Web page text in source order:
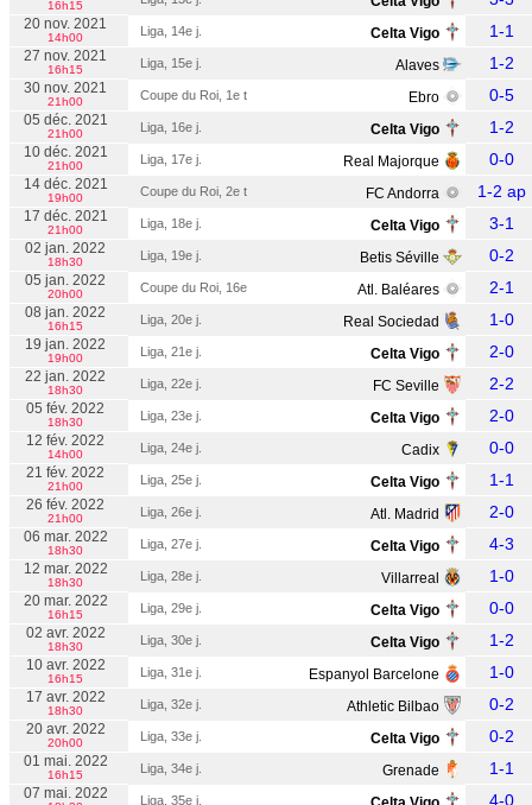
16h15
20 nov. 2021
14h00 Liga, 14e j. Celta Vigo 1-1
27 nov. 2021
16h15 Liga, 15e j. Alaves 1-2
30 nov. 2021
21h00 Coupe du Roi, 1e t Ebro 0-5
05 déc. 2021
21h00 Liga, 16e j. Celta Vigo 1-2
10 déc. 2021
21h00 Liga, 17e j. Real Majorque 0-0
14 déc. 2021
19h00 Coupe du Roi, 2e t FC Andorra 1-2 ap
17 déc. 2021
21h00 Liga, 18e j. Celta Vigo 3-1
02 jan. 2022
18h30 Liga, 19e j. Betis Séville 0-2
05 jan. 2022
20h00 Coupe du Roi, 16e Atl. Baléares 2-1
08 jan. 2022
16h15 Liga, 20e j. Real Sociedad 1-0
19 jan. 2022
19h00 Liga, 21e j. Celta Vigo 2-0
22 jan. 2022
18h30 Liga, 22e j. FC Seville 2-2
05 fév. 2022
18h30 Liga, 23e j. Celta Vigo 2-0
12 fév. 2022
14h00 Liga, 24e j. Cadix 0-0
21 fév. 2022
21h00 Liga, 25e j. Celta Vigo 1-1
26 fév. 2022
21h00 Liga, 26e j. Atl. Madrid 2-0
06 mar. 2022
18h30 Liga, 27e j. Celta Vigo 4-3
12 mar. 2022
18h30 Liga, 28e j. Villarreal 1-0
20 mar. 2022
16h15 Liga, 29e j. Celta Vigo 0-0
02 avr. 2022
18h30 Liga, 30e j. Celta Vigo 1-2
10 avr. 2022
16h15 Liga, 31e j. Espanyol Barcelone 1-0
17 avr. 2022
18h30 Liga, 32e j. Athletic Bilbao 0-2
20 avr. 2022
20h00 Liga, 33e j. Celta Vigo 0-2
01 mai. 2022
16h15 Liga, 34e j. Grenade 1-1
07 mai. 2022 Liga, 35e j. 4-0